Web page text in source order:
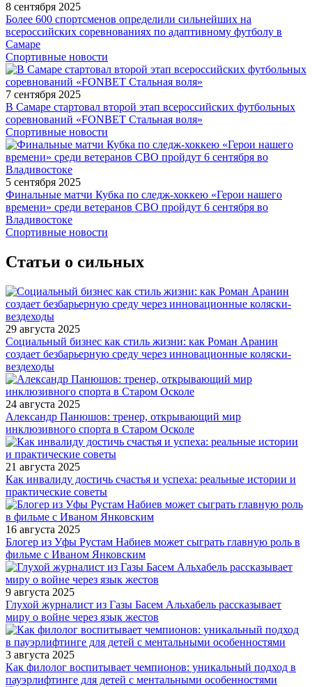
8 сентября 2025
Более 600 спортсменов определили сильнейших на
всероссийских соревнованиях по адаптивному футболу в
Самаре
Спортивные новости
7 сентября 2025
В Самаре стартовал второй этап всероссийских футбольных
соревнований «FONBET Стальная воля»
Спортивные новости
5 сентября 2025
Финальные матчи Кубка по следж-хоккею «Герои нашего
времени» среди ветеранов СВО пройдут 6 сентября во
Владивостоке
Спортивные новости
Статьи о сильных
29 августа 2025
Социальный бизнес как стиль жизни: как Роман Аранин
создает безбарьерную среду через инновационные коляски-
вездеходы
24 августа 2025
Александр Панюшов: тренер, открывающий мир
инклюзивного спорта в Старом Осколе
21 августа 2025
Как инвалиду достичь счастья и успеха: реальные истории и
практические советы
16 августа 2025
Блогер из Уфы Рустам Набиев может сыграть главную роль в
фильме с Иваном Янковским
9 августа 2025
Глухой журналист из Газы Басем Альхабель рассказывает
миру о войне через язык жестов
3 августа 2025
Как филолог воспитывает чемпионов: уникальный подход в
пауэрлифтинге для детей с ментальными особенностями